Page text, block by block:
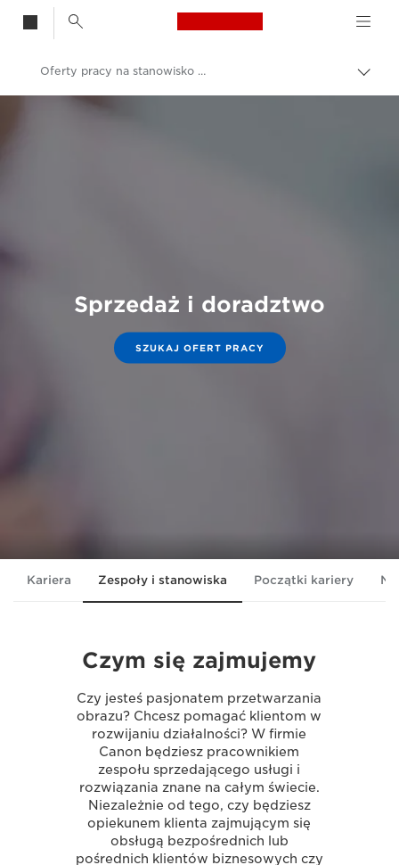
Canon Logo, back
Oferty pracy na stanowisko konsultanta ds. sprzedaży
Sprzedaż i doradztwo
SZUKAJ OFERT PRACY
Kariera Zespoły i stanowiska Początki kariery
Czym się zajmujemy
Czy jesteś pasjonatem przetwarzania
obrazu? Chcesz pomagać klientom w
rozwijaniu działalności? W firmie
Canon będziesz pracownikiem
zespołu sprzedającego usługi i
rozwiązania znane na całym świecie.
Niezależnie od tego, czy będziesz
opiekunem klienta zajmującym się
obsługą bezpośrednich lub
pośrednich klientów biznesowych czy